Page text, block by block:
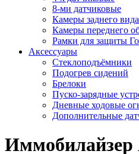
8-ми датчиковые
Камеры заднего вида
Камеры переднего
Рамки для защиты
Аксессуары
Стеклоподъёмники
Подогрев сидений
Брелоки
Пуско-зарядные
Дневные ходовые
Дополнительные
Иммобилайзер